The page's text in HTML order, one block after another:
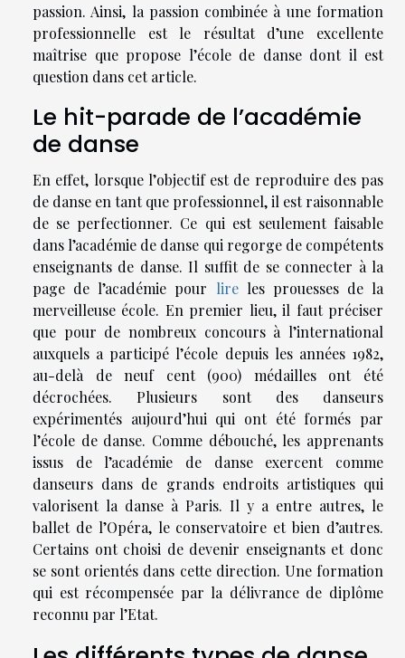
passion. Ainsi, la passion combinée à une formation
professionnelle est le résultat d’une excellente
maîtrise que propose l’école de danse dont il est
question dans cet article.
Le hit-parade de l’académie
de danse
En effet, lorsque l’objectif est de reproduire des pas
de danse en tant que professionnel, il est raisonnable
de se perfectionner. Ce qui est seulement faisable
dans l’académie de danse qui regorge de compétents
enseignants de danse. Il suffit de se connecter à la
page de l’académie pour lireles prouesses de la
merveilleuse école. En premier lieu, il faut préciser
que pour de nombreux concours à l’international
auxquels a participé l’école depuis les années 1982,
au-delà de neuf cent (900) médailles ont été
décrochées. Plusieurs sont des danseurs
expérimentés aujourd’hui qui ont été formés par
l’école de danse. Comme débouché, les apprenants
issus de l’académie de danse exercent comme
danseurs dans de grands endroits artistiques qui
valorisent la danse à Paris. Il y a entre autres, le
ballet de l’Opéra, le conservatoire et bien d’autres.
Certains ont choisi de devenir enseignants et donc
se sont orientés dans cette direction. Une formation
qui est récompensée par la délivrance de diplôme
reconnu par l’Etat.